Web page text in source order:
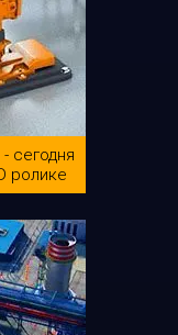
сегодня
ролике